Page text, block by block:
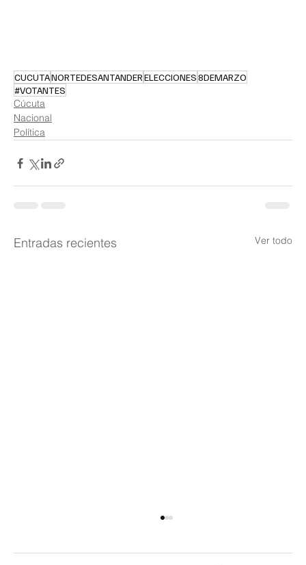
CUCUTANORTEDESANTANDERELECCIONES8DEMARZO
#VOTANTES
Cúcuta
Nacional
Política
Entradas recientes Ver todo